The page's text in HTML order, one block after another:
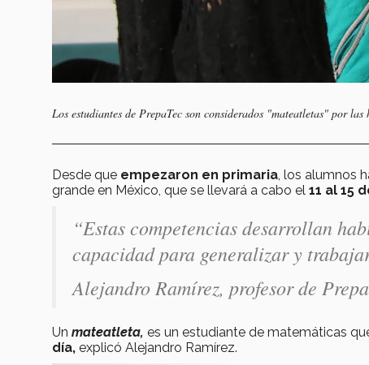
Los estudiantes de PrepaTec son considerados "mateatletas" por
Desde que empezaron en primaria , los alumnos
grande en México, que se llevará a cabo el 11 al 15
“Estas competencias desarrollan
capacidad para generalizar y
Alejandro Ramírez, profesor de
Un mateatleta, es un estudiante de matemáticas
día, explicó Alejandro Ramírez.